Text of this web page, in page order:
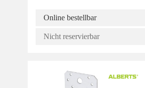
Online bestellbar
Nicht reservierbar